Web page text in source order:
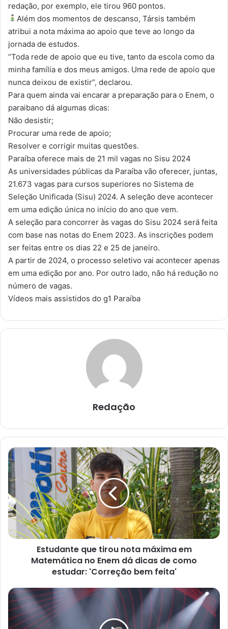
redação, por exemplo, ele tirou 960 pontos.
Além dos momentos de descanso, Társis também
atribui a nota máxima ao apoio que teve ao longo da
jornada de estudos.
“Toda rede de apoio que eu tive, tanto da escola como da
minha família e dos meus amigos. Uma rede de apoio que
nunca deixou de existir”, declarou.
Para quem ainda vai encarar a preparação para o Enem, o
paraibano dá algumas dicas:
Não desistir;
Procurar uma rede de apoio;
Resolver e corrigir muitas questões.
Paraíba oferece mais de 21 mil vagas no Sisu 2024
As universidades públicas da Paraíba vão oferecer, juntas,
21.673 vagas para cursos superiores no Sistema de
Seleção Unificada (Sisu) 2024. A seleção deve acontecer
em uma edição única no início do ano que vem.
A seleção para concorrer às vagas do Sisu 2024 será feita
com base nas notas do Enem 2023. As inscrições podem
ser feitas entre os dias 22 e 25 de janeiro.
A partir de 2024, o processo seletivo vai acontecer apenas
em uma edição por ano. Por outro lado, não há redução no
número de vagas.
Vídeos mais assistidos do g1 Paraíba
Redação
E
s
t
d
a
n
e
i
r
o
Estudante que tirou nota máxima em
Matemática no Enem dá dicas de como
estudar: 'Correção bem feita'
P
r
g